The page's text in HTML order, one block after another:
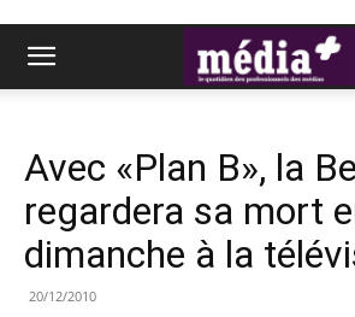
Avec «Plan B», la
regardera sa mort
dimanche à la
20/12/2010